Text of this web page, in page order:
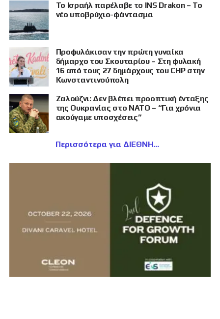
Το Ισραήλ παρέλαβε το INS Drakon – Το
νέο υποβρύχιο-φάντασμα
Προφυλάκισαν την πρώτη γυναίκα
δήμαρχο του Σκουταρίου – Στη φυλακή
16 από τους 27 δημάρχους του CHP στην
Κωνσταντινούπολη
Ζαλούζνι: Δεν βλέπει προοπτική ένταξης
της Ουκρανίας στο ΝΑΤΟ – “Για χρόνια
ακούγαμε υποσχέσεις”
Περισσότερα για ΔΙΕΘΝΗ